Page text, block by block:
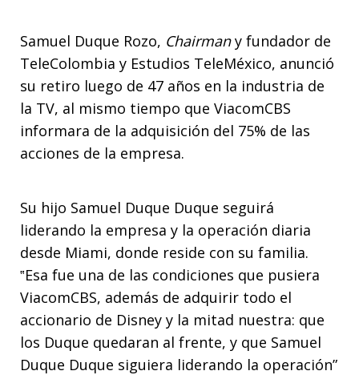
Samuel Duque Rozo, Chairmany fundador de
TeleColombia y Estudios TeleMéxico, anunció
su retiro luego de 47 años en la industria de
la TV, al mismo tiempo que ViacomCBS
informara de la adquisición del 75% de las
acciones de la empresa.
Su hijo Samuel Duque Duque seguirá
liderando la empresa y la operación diaria
desde Miami, donde reside con su familia.
‟Esa fue una de las condiciones que pusiera
ViacomCBS, además de adquirir todo el
accionario de Disney y la mitad nuestra: que
los Duque quedaran al frente, y que Samuel
Duque Duque siguiera liderando la operación”